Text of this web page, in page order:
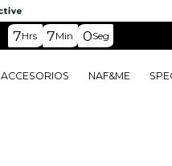
7Hrs 6Min 58Seg
ACCESORIOS NAF&ME